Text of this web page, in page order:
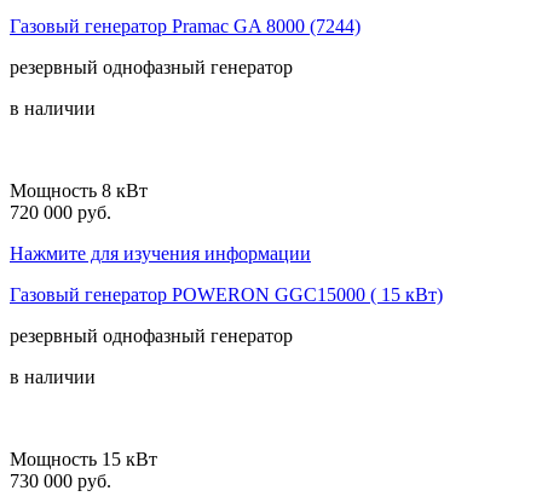
Газовый генератор Pramac GA 8000 (7244)
резервный однофазный генератор
в наличии
Мощность 8 кВт
720 000 руб.
Нажмите для изучения информации
Газовый генератор POWERON GGC15000 ( 15 кВт)
резервный однофазный генератор
в наличии
Мощность 15 кВт
730 000 руб.